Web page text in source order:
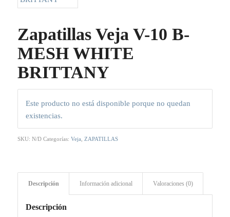
Zapatillas Veja V-10 B-
MESH WHITE
BRITTANY
Este producto no está disponible porque no quedan
existencias.
SKU: N/D Categorías: Veja ZAPATILLAS
Descripción Información adicional Valoraciones (0)
Descripción